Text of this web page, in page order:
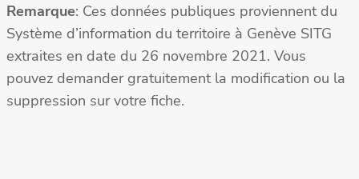
Remarque: Ces données publiques proviennent du
Système d’information du territoire à Genève SITG
extraites en date du 26 novembre 2021. Vous
pouvez demander gratuitement la modification ou la
suppression sur votre fiche.